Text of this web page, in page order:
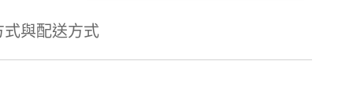
式與配送方式